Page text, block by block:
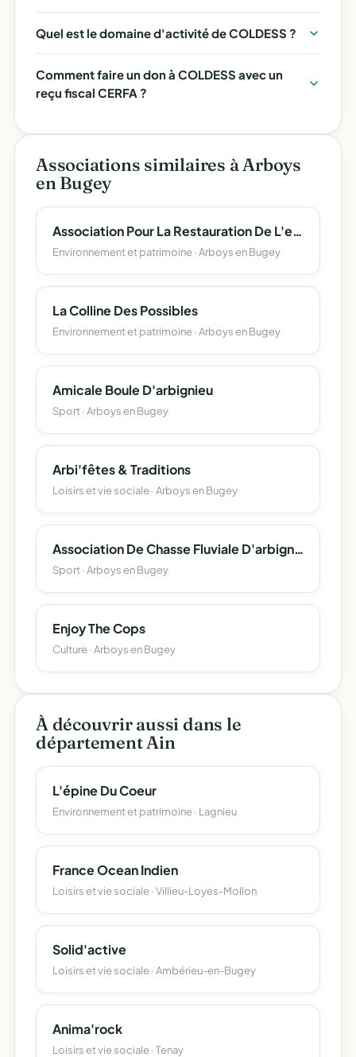
Quel est le domaine d'activité de COLDESS ?
Comment faire un don à COLDESS avec un
reçu fiscal CERFA ?
Associations similaires à Arboys
en Bugey
Association Pour La Restauration De L'eglise Saint Etienne D'arbignieu - (Aresea)
Environnement et patrimoine · Arboys en Bugey
La Colline Des Possibles
Environnement et patrimoine · Arboys en Bugey
Amicale Boule D'arbignieu
Sport · Arboys en Bugey
Arbi'fêtes & Traditions
Loisirs et vie sociale · Arboys en Bugey
Association De Chasse Fluviale D'arbignieu
Sport · Arboys en Bugey
Enjoy The Cops
Culture · Arboys en Bugey
À découvrir aussi dans le
département Ain
L'épine Du Coeur
Environnement et patrimoine · Lagnieu
France Ocean Indien
Loisirs et vie sociale · Villieu-Loyes-Mollon
Solid'active
Loisirs et vie sociale · Ambérieu-en-Bugey
Anima'rock
Loisirs et vie sociale · Tenay